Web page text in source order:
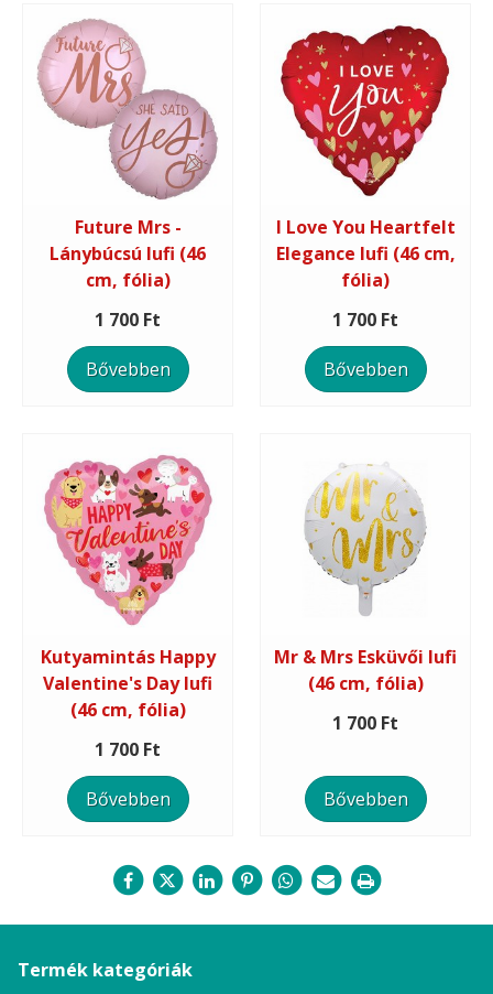
Future Mrs -
Lánybúcsú lufi (46
cm, fólia)
1 700 Ft
Bővebben
I Love You Heartfelt
Elegance lufi (46 cm,
fólia)
1 700 Ft
Bővebben
Kutyamintás Happy
Valentine's Day lufi
(46 cm, fólia)
1 700 Ft
Bővebben
Mr & Mrs Esküvői lufi
(46 cm, fólia)
1 700 Ft
Bővebben
Termék kategóriák